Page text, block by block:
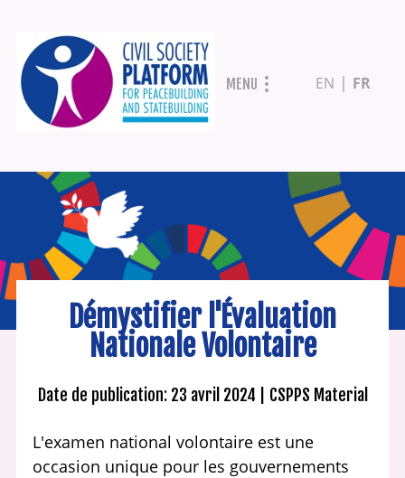
Aller
au
contenu
MENU EN FR
Démystifier l'Évaluation
Nationale Volontaire
Date de publication: 23 avril 2024 CSPPS Material
L'examen national volontaire est une
occasion unique pour les gouvernements